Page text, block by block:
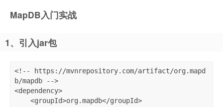
MapDB入门实战
1、引入jar包
<!-- https://mvnrepository.com/artifact/org.mapd
b/mapdb -->
<dependency>